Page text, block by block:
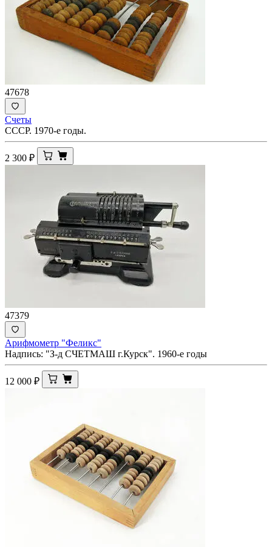
47678
Счеты
СССР. 1970-е годы.
2 300 ₽
47379
Арифмометр "Феликс"
Надпись: "З-д СЧЕТМАШ г.Курск". 1960-е годы
12 000 ₽